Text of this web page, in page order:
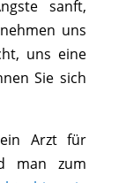
sanft,
uns
uns eine
Sie sich
Arzt für
man zum